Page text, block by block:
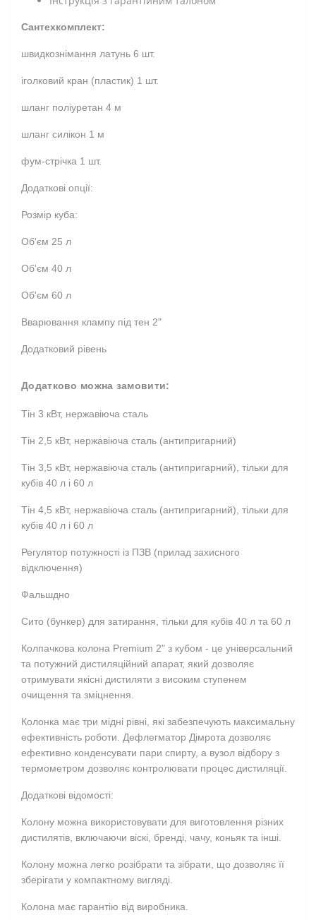
Сантехкомплект:
швидкознімання латунь 6 шт.
іголковий кран (пластик) 1 шт.
шланг поліуретан 4 м
шланг силікон 1 м
фум-стрічка 1 шт.
Додаткові опції:
Розмір куба:
Об'єм 25 л
Об'єм 40 л
Об'єм 60 л
Вварювання клампу під тен 2"
Додатковий рівень
Додатково можна замовити:
Тін 3 кВт, нержавіюча сталь
Тін 2,5 кВт, нержавіюча сталь (антипригарний)
Тін 3,5 кВт, нержавіюча сталь (антипригарний), тільки для
кубів 40 л і 60 л
Тін 4,5 кВт, нержавіюча сталь (антипригарний), тільки для
кубів 40 л і 60 л
Регулятор потужності із ПЗВ (прилад захисного
відключення)
Фальшдно
Сито (бункер) для затирання, тільки для кубів 40 л та 60 л
Колпачкова колона Premium 2" з кубом - це універсальний
та потужний дистиляційний апарат, який дозволяє
отримувати якісні дистиляти з високим ступенем
очищення та зміцнення.
Колонка має три мідні рівні, які забезпечують максимальну
ефективність роботи. Дефлегматор Дімрота дозволяє
ефективно конденсувати пари спирту, а вузол відбору з
термометром дозволяє контролювати процес дистиляції.
Додаткові відомості:
Колону можна використовувати для виготовлення різних
дистилятів, включаючи віскі, бренді, чачу, коньяк та інші.
Колону можна легко розібрати та зібрати, що дозволяє її
зберігати у компактному вигляді.
Колона має гарантію від виробника.